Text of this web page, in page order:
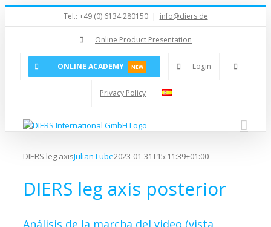
Skip
Tel.: +49 (0) 6134 280150 | info@diers.de
Online Product Presentation
ONLINE ACADEMY NEW Login
Privacy Policy
DIERS leg axisJulian Lube2023-01-31T15:11:39+01:00
DIERS leg axis posterior
Análisis de la marcha del video (vista